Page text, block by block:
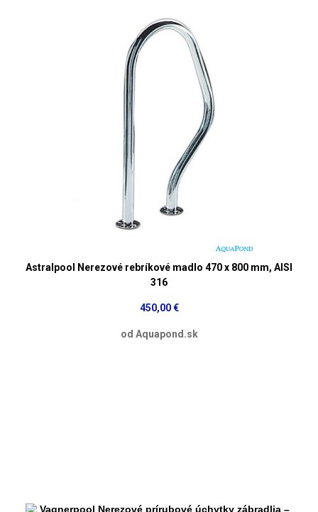
Astralpool Nerezové rebríkové madlo 470 x 800 mm, AISI
316
450,00 €
od Aquapond.sk